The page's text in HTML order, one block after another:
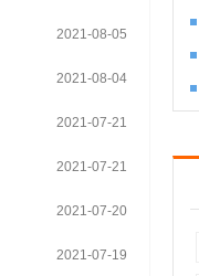
2021-08-05
2021-08-04
2021-07-21
2021-07-21
2021-07-20
2021-07-19